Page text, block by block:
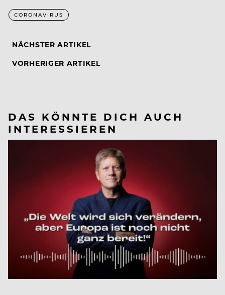
CORONAVIRUS
NÄCHSTER ARTIKEL
VORHERIGER ARTIKEL
DAS KÖNNTE DICH AUCH
INTERESSIEREN